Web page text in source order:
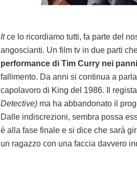
Itce lo ricordiamo tutti, fa parte del
angoscianti. Un film tv in due parti
performance di Tim Curry nei
fallimento. Da anni si continua a
capolavoro di King del 1986. Il
Detective) ma ha abbandonato il
Dalle indiscrezioni, sembra possa
è alla fase finale e si dice che sarà
un ragazzo con una faccia davvero